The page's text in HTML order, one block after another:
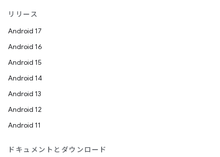
リリース
Android 17
Android 16
Android 15
Android 14
Android 13
Android 12
Android 11
ドキュメントとダウンロード